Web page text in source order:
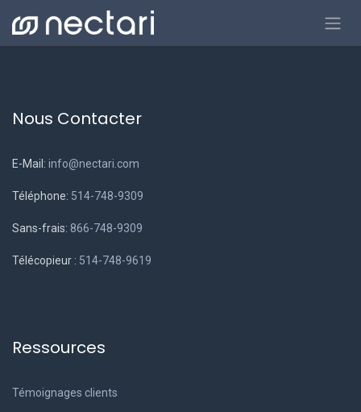
Se rendre au contenu
Nous Contacter
E-Mail: info@nectari.com
Téléphone: 514-748-9309
Sans-frais: 866-748-9309
Télécopieur : 514-748-9619
Ressources
Témoignages clients